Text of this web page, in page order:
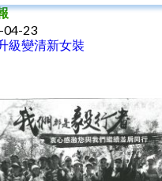
04-23
級變清新女裝